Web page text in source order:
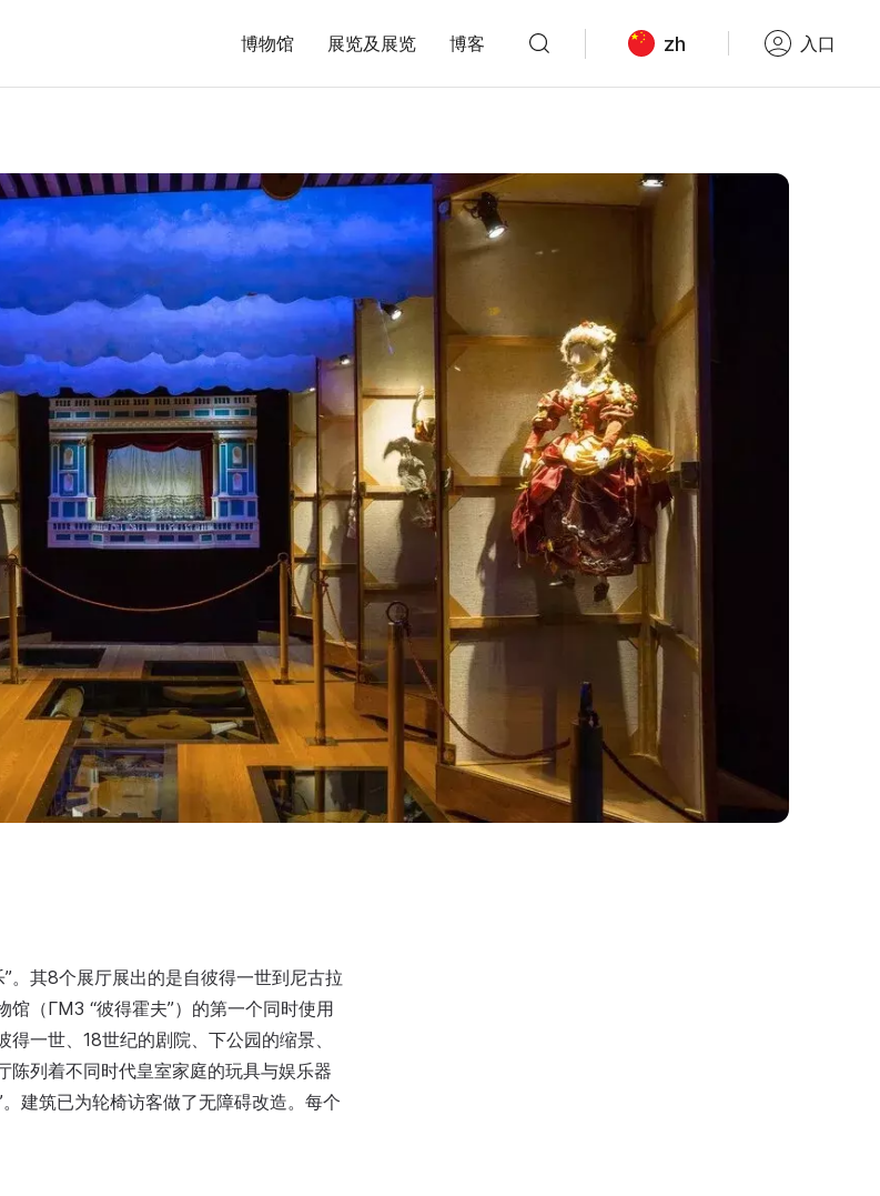
博物馆 展览及展览 博客 zh 入口
。其8个展厅展出的是自彼得一世到尼古拉
馆（ГМЗ “彼得霍夫”）的第一个同时使用
一世、18世纪的剧院、下公园的缩景、
陈列着不同时代皇室家庭的玩具与娱乐器
建筑已为轮椅访客做了无障碍改造。每个